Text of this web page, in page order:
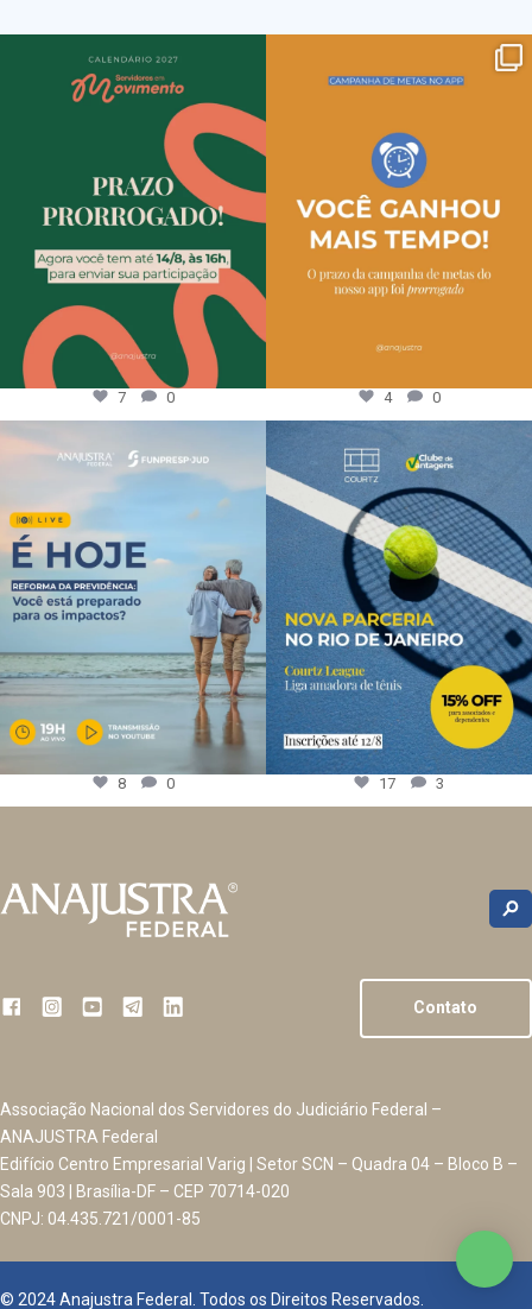
7 0 4 0
8 0 17 3
Contato
Associação Nacional dos Servidores do Judiciário Federal –
ANAJUSTRA Federal
Edifício Centro Empresarial Varig | Setor SCN – Quadra 04 – Bloco B –
Sala 903 | Brasília-DF – CEP 70714-020
CNPJ: 04.435.721/0001-85
© 2024 Anajustra Federal. Todos os Direitos Reservados.